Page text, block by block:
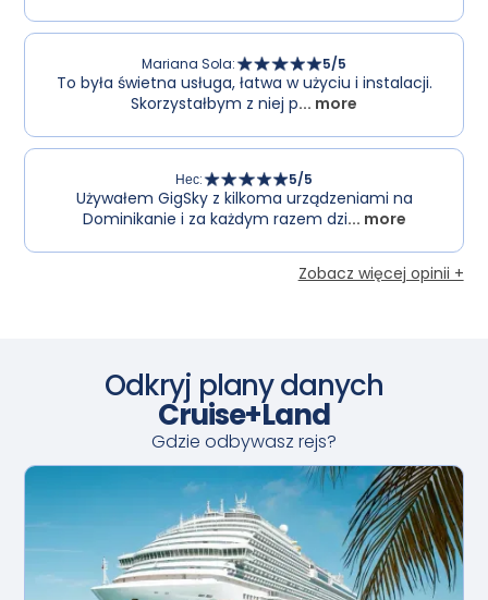
Mariana Sola: 5/5
To była świetna usługa, łatwa w użyciu i instalacji.
Skorzystałbym z niej p... more
Нес: 5/5
Używałem GigSky z kilkoma urządzeniami na
Dominikanie i za każdym razem dzi... more
Zobacz więcej opinii +
Odkryj plany danych
Cruise+Land
Gdzie odbywasz rejs?